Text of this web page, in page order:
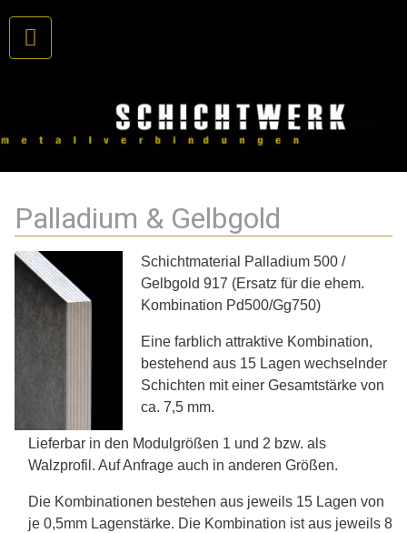
Palladium & Gelbgold
Schichtmaterial Palladium 500 /
Gelbgold 917 (Ersatz für die ehem.
Kombination Pd500/Gg750)
Eine farblich attraktive Kombination,
bestehend aus 15 Lagen wechselnder
Schichten mit einer Gesamtstärke von
ca. 7,5 mm.
Lieferbar in den Modulgrößen 1 und 2 bzw. als
Walzprofil. Auf Anfrage auch in anderen Größen.
Die Kombinationen bestehen aus jeweils 15 Lagen von
je 0,5mm Lagenstärke. Die Kombination ist aus jeweils 8